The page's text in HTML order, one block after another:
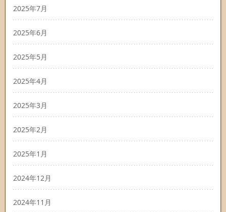
2025年7月
2025年6月
2025年5月
2025年4月
2025年3月
2025年2月
2025年1月
2024年12月
2024年11月